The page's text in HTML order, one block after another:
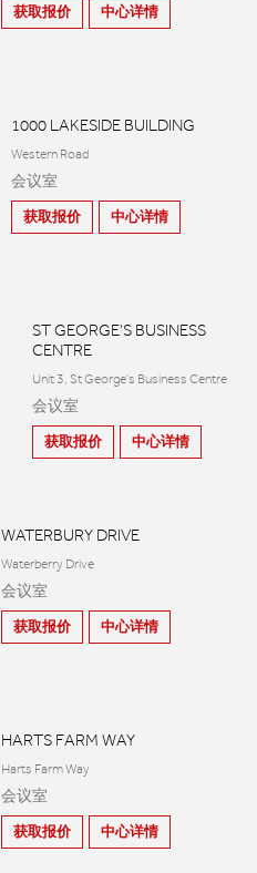
获取报价 中心详情
1000 LAKESIDE BUILDING
Western Road
会议室
获取报价 中心详情
ST GEORGE'S BUSINESS
CENTRE
Unit 3, St George's Business Centre
会议室
获取报价 中心详情
WATERBURY DRIVE
Waterberry Drive
会议室
获取报价 中心详情
HARTS FARM WAY
Harts Farm Way
会议室
获取报价 中心详情